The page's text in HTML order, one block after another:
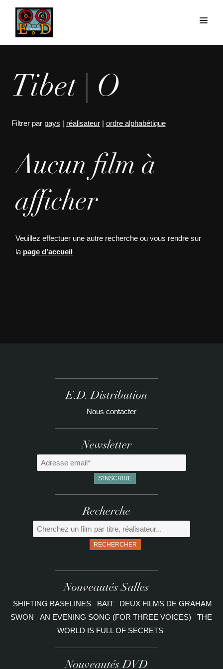
Tibet | O
Filtrer par pays | réalisateur| ordre alphabétique
Aucun film à
afficher
Veuillez effectuer une autre recherche ou vous rendre sur
la page d'accueil
E.D. Distribution
Nous contacter
Newsletter
Recherche
RECHERCHER
Nouveautés Salles
SHIFTING BASELINES BAIT
DEUX FILMS DE GRAHAM
SWON
AN EVENING SONG (FOR THREE VOICES)
THE
WORLD IS FULL OF SECRETS
Nouveautés DVD